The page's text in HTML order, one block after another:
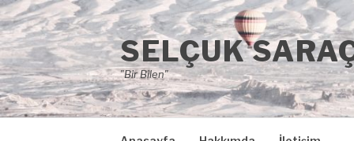
İçeriğe
atla
SELÇUK
"Bir Bilen"